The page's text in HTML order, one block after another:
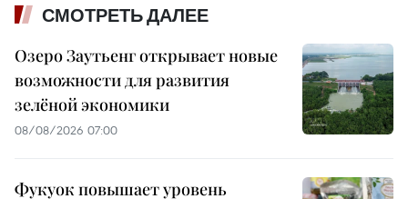
СМОТРЕТЬ ДАЛЕЕ
Озеро Заутьенг открывает новые
возможности для развития
зелёной экономики
08/08/2026 07:00
Фукуок повышает уровень